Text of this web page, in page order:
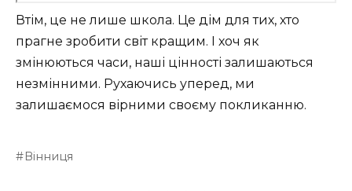
Втім, це не лише школа. Це дім для тих, хто
прагне зробити світ кращим. І хоч як
змінюються часи, наші цінності залишаються
незмінними. Рухаючись уперед, ми
залишаємося вірними своєму покликанню.
Вінниця